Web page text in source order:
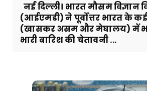
नई दिल्ली। भारत मौसम विज्ञान
(आईएमडी) ने पूर्वोत्तर भारत के कई
(खासकर असम और मेघालय) में
भारी बारिश की चेतावनी ...